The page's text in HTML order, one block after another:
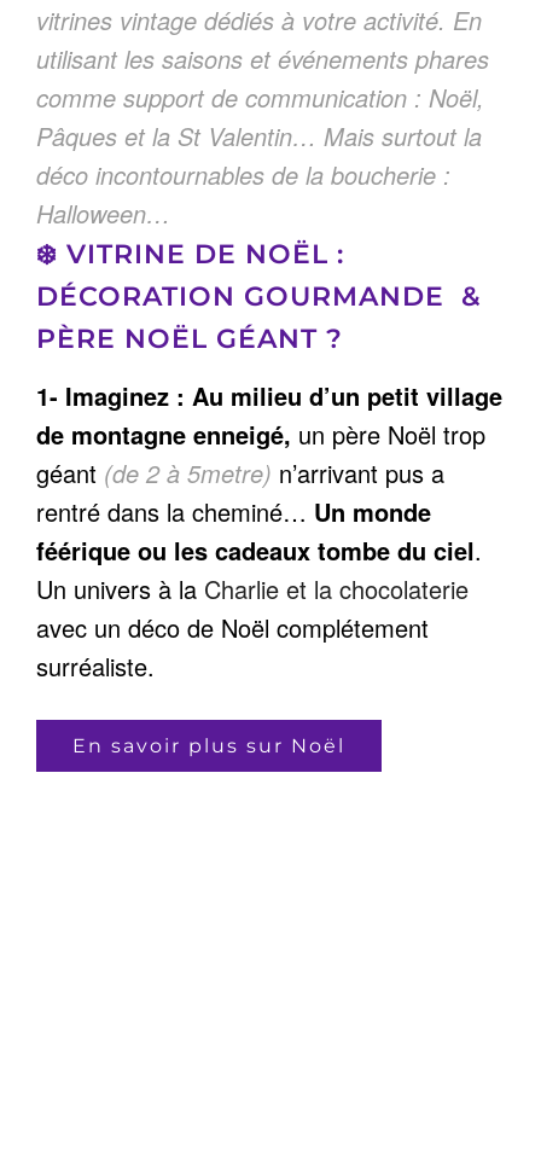
vitrines vintage dédiés à votre activité. En
utilisant les saisons et événements phares
comme support de communication : Noël,
Pâques et la St Valentin… Mais surtout la
déco incontournables de la boucherie :
Halloween…
❄️ VITRINE DE NOËL :
DÉCORATION GOURMANDE &
PÈRE NOËL GÉANT ?
1- Imaginez : Au milieu d’un petit village
de montagne enneigé, un père Noël trop
géant (de 2 à 5metre) n’arrivant pus a
rentré dans la cheminé… Un monde
féérique ou les cadeaux tombe du ciel.
Un univers à la Charlie et la chocolaterie
avec un déco de Noël complétement
surréaliste.
En savoir plus sur Noël